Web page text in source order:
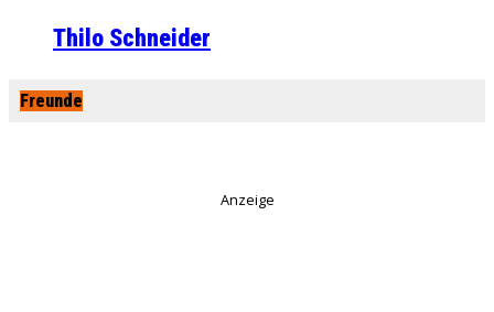
Thilo Schneider
Freunde
Anzeige